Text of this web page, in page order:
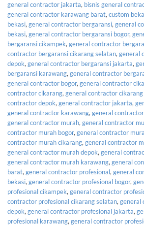
general contractor jakarta, bisnis general
general contractor karawang barat,custom
bekasi,general contractor bergaransi,general
bekasi,general contractor bergaransi bogor,
bergaransi cikampek,general contractor
contractor bergaransi cikarang selatan,general
depok,general contractor bergaransi jakarta,
bergaransi karawang,general contractor
general contractor bogor,general contractor
contractor cikarang,general contractor
contractor depok,general contractor jakarta,
general contractor karawang,general
general contractor murah,general contractor
contractor murah bogor,general contractor
contractor murah cikarang,general contractor
general contractor murah depok,general
general contractor murah karawang,general
barat,general contractor profesional,general
bekasi,general contractor profesional bogor,
profesional cikampek,general contractor
contractor profesional cikarang selatan,general
depok,general contractor profesional jakarta,
profesional karawang,general contractor